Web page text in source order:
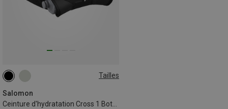
Tailles
Salomon
ONE SIZE